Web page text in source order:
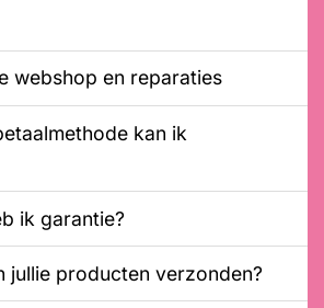
webshop en reparaties
kan ik
ik garantie?
jullie producten verzonden?